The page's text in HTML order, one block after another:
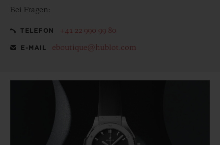
Bei Fragen:
TELEFON +41 22 990 99 80
E-MAIL eboutique@hublot.com